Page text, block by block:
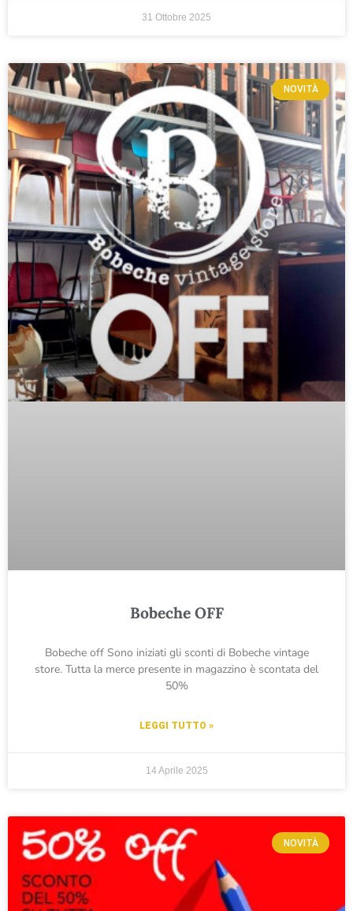
31 Ottobre 2025
NOVITÀ
Bobeche OFF
Bobeche off Sono iniziati gli sconti di Bobeche vintage
store. Tutta la merce presente in magazzino è scontata del
50%
LEGGI TUTTO »
14 Aprile 2025
NOVITÀ